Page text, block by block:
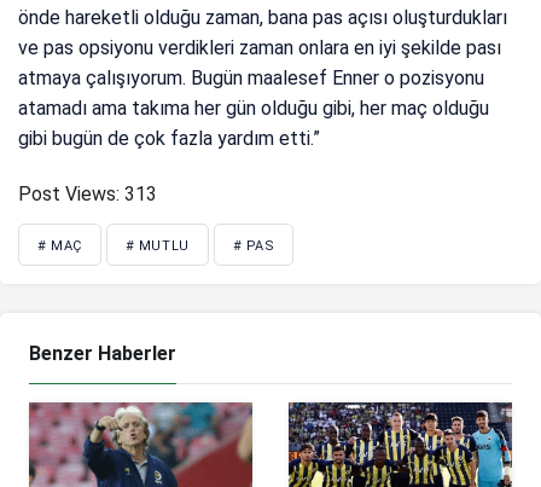
önde hareketli olduğu zaman, bana pas açısı oluşturdukları
ve pas opsiyonu verdikleri zaman onlara en iyi şekilde pası
atmaya çalışıyorum. Bugün maalesef Enner o pozisyonu
atamadı ama takıma her gün olduğu gibi, her maç olduğu
gibi bugün de çok fazla yardım etti.”
Post Views: 313
# MAÇ # MUTLU # PAS
Benzer Haberler